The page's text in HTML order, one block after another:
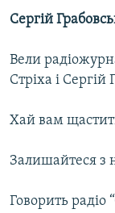
Сергій
Вели
Стріха і Сергій
Хай вам
Залишайтеся з
Говорить радіо